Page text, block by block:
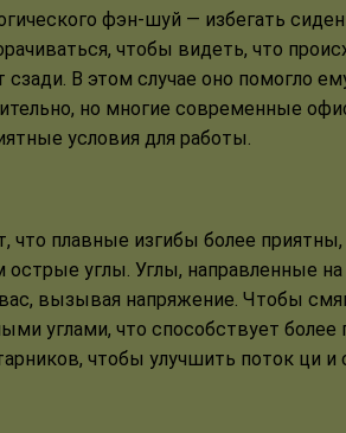
фэн-шуй — избегать
чтобы видеть, что
сзади. В этом случае оно помогло
но многие современные
условия для работы.
плавные изгибы более приятны,
острые углы. Углы, направленные
вызывая напряжение. Чтобы
углами, что способствует
чтобы улучшить поток ци